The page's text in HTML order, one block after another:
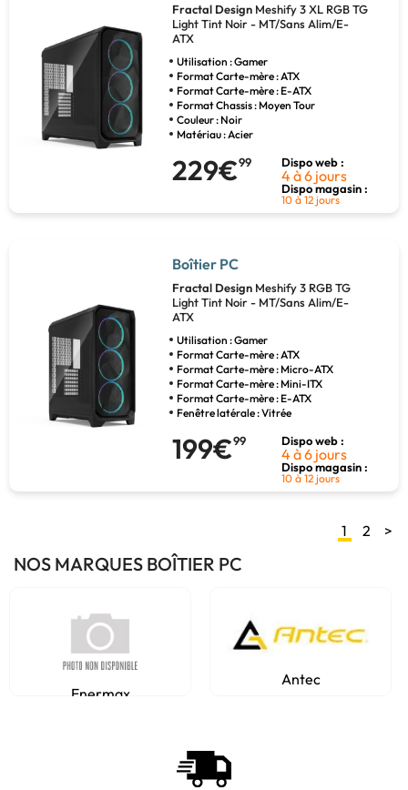
Fractal Design Meshify 3 XL RGB TG
Light Tint Noir - MT/Sans Alim/E-
ATX
Utilisation : Gamer
Format Carte-mère : ATX
Format Carte-mère : E-ATX
Format Chassis : Moyen Tour
Couleur : Noir
Matériau : Acier
229€99 Dispo web :
4 à 6 jours
Dispo magasin :
10 à 12 jours
Boîtier PC
Fractal Design Meshify 3 RGB TG
Light Tint Noir - MT/Sans Alim/E-
ATX
Utilisation : Gamer
Format Carte-mère : ATX
Format Carte-mère : Micro-ATX
Format Carte-mère : Mini-ITX
Format Carte-mère : E-ATX
Fenêtre latérale : Vitrée
199€99 Dispo web :
4 à 6 jours
Dispo magasin :
10 à 12 jours
1 2 >
NOS MARQUES BOÎTIER PC
Enermax
Antec